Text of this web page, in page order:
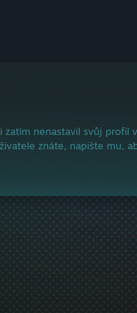
zatím nenastavil svůj profil
znáte, napište mu,